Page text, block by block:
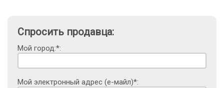
Спросить продавца:
Мой город:*:
Мой электронный адрес (е-майл)*: